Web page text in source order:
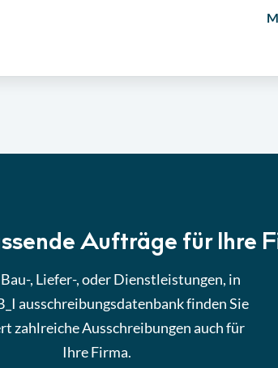
Aufträge für Ihre
Bau-, Liefer-, oder Dienstleistungen, in
ausschreibungsdatenbank finden Sie
zahlreiche Ausschreibungen auch für
Ihre Firma.